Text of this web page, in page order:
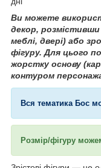
Ви можете
декор, розмістивши
меблі, двері) або
фігуру. Для цього
жорстку основу
контуром
Вся тематика Бос
Розмір/фігуру